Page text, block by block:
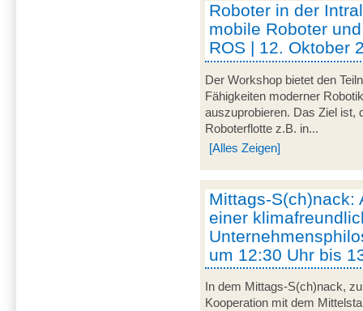
Roboter in der
mobile Roboter
ROS | 12. Oktober
Der Workshop bietet den
Fähigkeiten moderner
auszuprobieren. Das Ziel ist,
Roboterflotte z.B. in...
[Alles Zeigen]
Mittags-S(ch)nack:
einer
um 12:30 Uhr bis
In dem Mittags-S(ch)nack,
Kooperation mit dem